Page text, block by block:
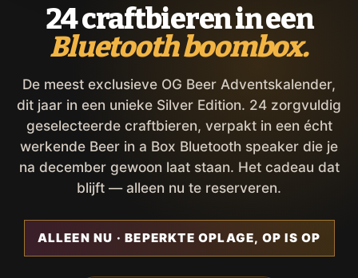
24 craftbieren in een
Bluetooth boombox.
De meest exclusieve OG Beer Adventskalender,
dit jaar in een unieke Silver Edition. 24 zorgvuldig
geselecteerde craftbieren, verpakt in een écht
werkende Beer in a Box Bluetooth speaker die je
na december gewoon laat staan. Het cadeau dat
blijft — alleen nu te reserveren.
ALLEEN NU · BEPERKTE OPLAGE, OP IS OP